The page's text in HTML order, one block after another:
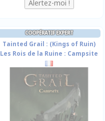
COOPÉRATIF EXPERT
Tainted Grail : (Kings of Ruin)
Les Rois de la Ruine : Campsite